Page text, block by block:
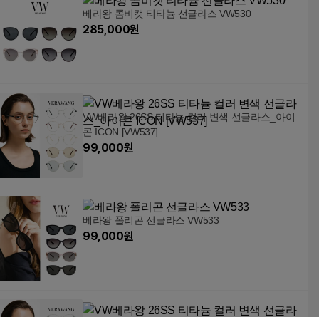
베라왕 콤비캣 티타늄 선글라스 VW530
285,000원
VW베라왕 26SS 티타늄 컬러 변색 선글라스_아이
콘 ICON [VW537]
99,000원
베라왕 폴리곤 선글라스 VW533
99,000원